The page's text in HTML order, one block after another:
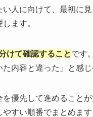
人に向けて、最初に
ます。
けて確認することです
内容と違った」と感じ
優先して進めること
すい順番でまとめます